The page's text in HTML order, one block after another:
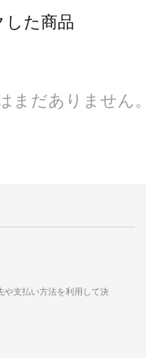
した商品
まだありません。
や支払い方法を利用して決